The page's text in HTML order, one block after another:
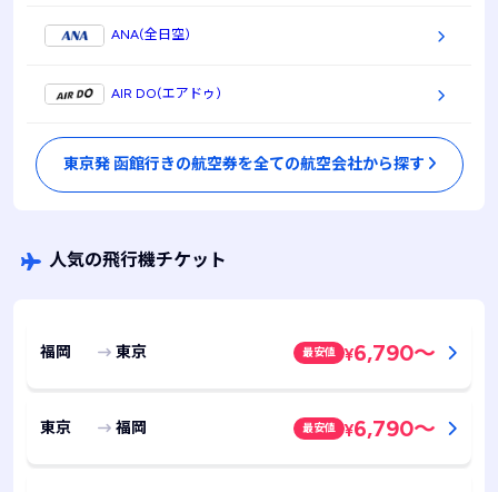
ANA(全日空)
AIR DO(エアドゥ)
東京発 函館行きの航空券を全ての航空会社から探す
人気の飛行機チケット
福岡 東京 最安値 ¥6,790～
東京 福岡 最安値 ¥6,790～